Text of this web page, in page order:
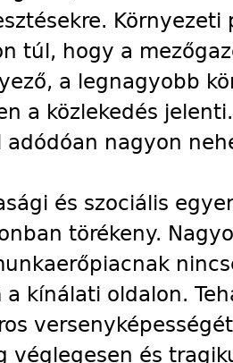
túl, hogy a
a legnagyobb
a közlekedés
adódóan nagyon
és szociális
törékeny.
a kínálati oldalon.
véglegesen és